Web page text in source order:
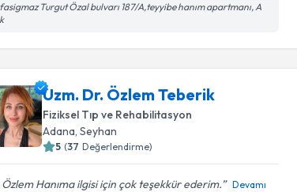
Turgut Özal bulvarı 187/A,teyyibe hanım apartmanı, A
Uzm. Dr. Özlem Teberik
Fiziksel Tıp ve Rehabilitasyon
Adana, Seyhan
5 (37 Değerlendirme)
Hanıma ilgisi için çok teşekkür ederim. Devamı